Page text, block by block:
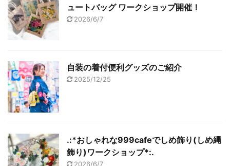
ュートバッグ ワークショップ開催！
2026/6/7
自装の着付便利グッズのご紹介
2025/12/25
.:*おしゃれな999cafeでしめ飾り(しめ縄
飾り)ワークショップ*:.
2026/6/7